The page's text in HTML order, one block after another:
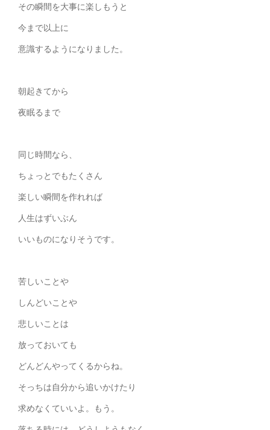
その瞬間を大事に楽しもうと
今まで以上に
意識するようになりました。
朝起きてから
夜眠るまで
同じ時間なら、
ちょっとでもたくさん
楽しい瞬間を作れれば
人生はずいぶん
いいものになりそうです。
苦しいことや
しんどいことや
悲しいことは
放っておいても
どんどんやってくるからね。
そっちは自分から追いかけたり
求めなくていいよ。もう。